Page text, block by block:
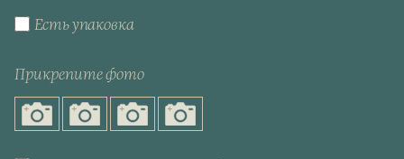
Есть упаковка
Прикрепите фото